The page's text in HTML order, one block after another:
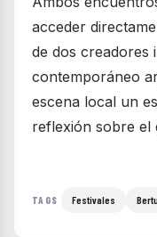
acceder
de dos creadores
contemporáneo
escena local un
reflexión sobre el
TAGS Festivales